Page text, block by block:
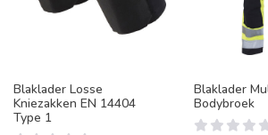
Blaklader Losse
Kniezakken EN 14404
Type 1
Blaklader
Bodybroek